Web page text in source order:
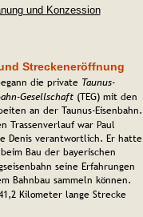
Streckeneröffnung
die private Taunus-
Gesellschaft (TEG) mit den
an der Taunus-Eisenbahn.
Trassenverlauf war Paul
Denis verantwortlich. Er hatte
Bau der bayerischen
seine Erfahrungen
Bahnbau sammeln können.
Kilometer lange Strecke